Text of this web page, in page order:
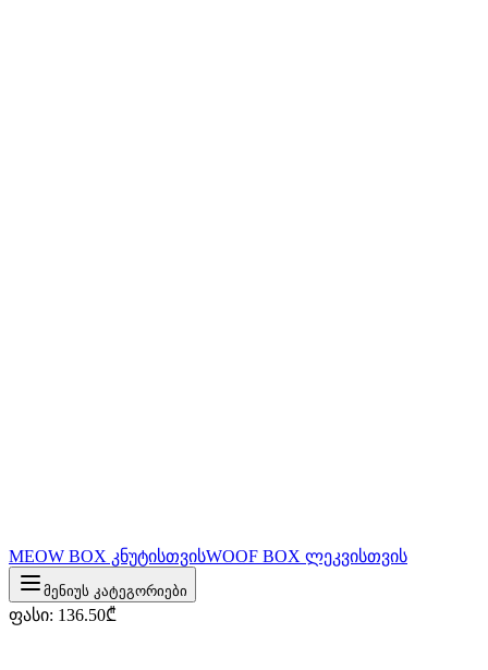
MEOW BOX კნუტისთვისWOOF BOX ლეკვისთვის
მენიუს კატეგორიები
ფასი: 136.50₾